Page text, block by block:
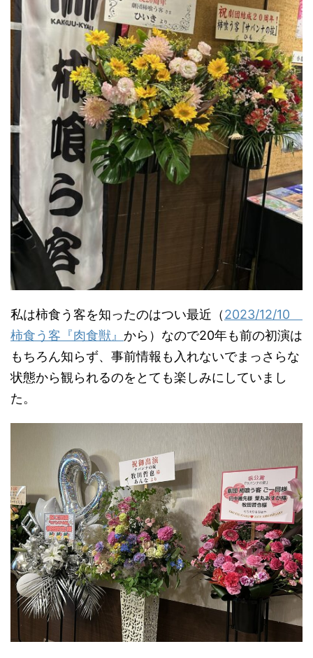
私は柿食う客を知ったのはつい最近（2023/12/10
柿食う客『肉食獣』 から）なので20年も前の初演は
もちろん知らず、事前情報も入れないでまっさらな
状態から観られるのをとても楽しみにしていまし
た。